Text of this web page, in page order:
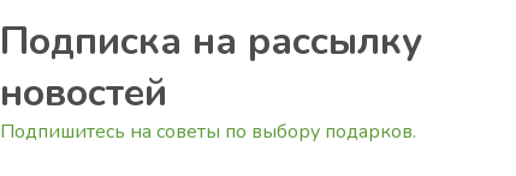
Подписка на рассылку
новостей
Подпишитесь на советы по выбору подарков.